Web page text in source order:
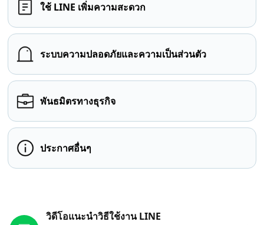
ใช้ LINE เพิ่มความสะดวก
ระบบความปลอดภัยและความเป็นส่วนตัว
พันธมิตรทางธุรกิจ
ประกาศอื่นๆ
วิดีโอแนะนำวิธีใช้งาน LINE